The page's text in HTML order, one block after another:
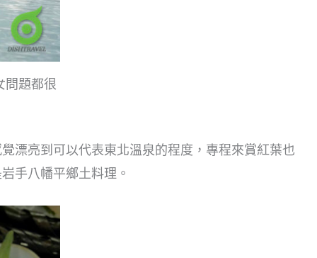
問題都很
漂亮到可以代表東北溫泉的程度，專程來賞紅葉也
手八幡平鄉土料理。